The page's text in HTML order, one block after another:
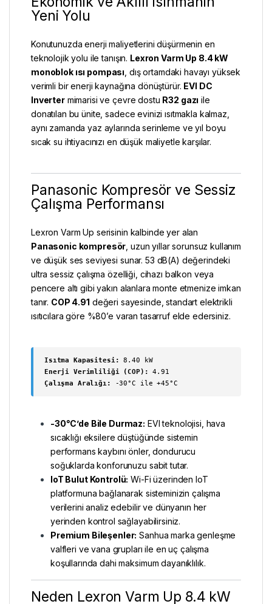
Yeni Yolu
Konutunuzda enerji maliyetlerini düşürmenin en
teknolojik yolu ile tanışın. Lexron Varm Up 8.4 kW
monoblok ısı pompası , dış ortamdaki havayı yüksek
verimli bir enerji kaynağına dönüştürür. EVI DC
Invertermimarisi ve çevre dostu R32 gazı ile
donatılan bu ünite, sadece evinizi ısıtmakla kalmaz,
aynı zamanda yaz aylarında serinleme ve yıl boyu
sıcak su ihtiyacınızı en düşük maliyetle karşılar.
Panasonic Kompresör ve Sessiz
Çalışma Performansı
Lexron Varm Up serisinin kalbinde yer alan
Panasonic kompresör , uzun yıllar sorunsuz kullanım
ve düşük ses seviyesi sunar. 53 dB(A) değerindeki
ultra sessiz çalışma özelliği, cihazı balkon veya
pencere altı gibi yakın alanlara monte etmenize imkan
tanır. COP 4.91 değeri sayesinde, standart elektrikli
ısıtıcılara göre %80’e varan tasarruf elde edersiniz.
Isıtma Kapasitesi: 8.40 kW
Enerji Verimliliği (COP): 4.91
Çalışma Aralığı:
-30°C ile +45°C
-30°C’de Bile Durmaz: EVI teknolojisi, hava
sıcaklığı eksilere düştüğünde sistemin
performans kaybını önler, dondurucu
soğuklarda konforunuzu sabit tutar.
IoT Bulut Kontrolü: Wi-Fi üzerinden IoT
platformuna bağlanarak sisteminizin çalışma
verilerini analiz edebilir ve dünyanın her
yerinden kontrol sağlayabilirsiniz.
Premium Bileşenler: Sanhua marka genleşme
valfleri ve vana grupları ile en uç çalışma
koşullarında dahi maksimum dayanıklılık.
Neden Lexron Varm Up 8.4 kW